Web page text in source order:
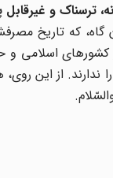
ترسناک و غیرقابل
که تاریخ
کشورهای اسلامی
از این